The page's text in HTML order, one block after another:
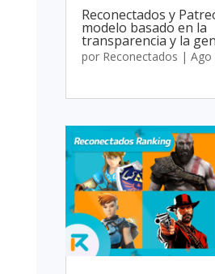
Reconectados y
modelo basado en la
transparencia y la
por Reconectados | Ago